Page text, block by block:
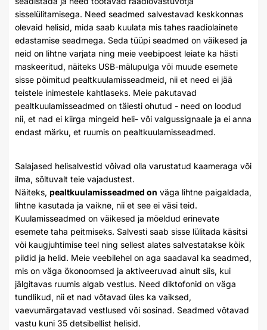
sisselülitamisega. Need seadmed salvestavad keskkonnas
olevaid helisid, mida saab kuulata mis tahes raadiolainete
edastamise seadmega. Seda tüüpi seadmed on väikesed ja
neid on lihtne varjata ning meie veebipoest leiate ka hästi
maskeeritud, näiteks USB-mälupulga või muude esemete
sisse põimitud pealtkuulamisseadmeid, nii et need ei jää
teistele inimestele kahtlaseks. Meie pakutavad
pealtkuulamisseadmed on täiesti ohutud - need on loodud
nii, et nad ei kiirga mingeid heli- või valgussignaale ja ei anna
endast märku, et ruumis on pealtkuulamisseadmed.
Salajased helisalvestid võivad olla varustatud kaameraga või
ilma, sõltuvalt teie vajadustest.
Näiteks, pealtkuulamisseadmed on väga lihtne paigaldada,
lihtne kasutada ja vaikne, nii et see ei väsi teid.
Kuulamisseadmed on väikesed ja mõeldud erinevate
esemete taha peitmiseks. Salvesti saab sisse lülitada käsitsi
või kaugjuhtimise teel ning sellest alates salvestatakse kõik
pildid ja helid. Meie veebilehel on aga saadaval ka seadmed,
mis on väga ökonoomsed ja aktiveeruvad ainult siis, kui
jälgitavas ruumis algab vestlus. Need diktofonid on väga
tundlikud, nii et nad võtavad üles ka vaiksed,
vaevumärgatavad vestlused või sosinad. Seadmed võtavad
vastu kuni 35 detsibellist helisid.